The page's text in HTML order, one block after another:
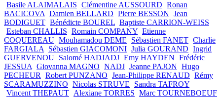
Basile ALAIMALAIS Clémentine AUSSOURD Ronan
BACICOVA Damien BELLARD Pierre BESSON Jean
BODIGUET Bénédicte BOUREL Baptiste CARRION-WEISS
Esteban CHALLIS Romain COMPANY Etienne
COQUEREAU Mouhamadou DEME Sébastien FANET Charlie
FARGIALA
Sébastien GIACOMONI Julia GOURAND Ingrid
GUERVENOU Salomé HADJADJ Emy HAYDEN Frédéric
JESSUA Giovanna MAGNO NADJ Jeanne PAJON Hugo
PECHEUR
Robert PUNZANO Jean-Philippe RENAUD Rémy
SCARAMUZZINO Nicolas STRUVE
Sandra TAFROY
Vincent THEPAUT Alexiane TORRES Marc TOURNEBOEUF